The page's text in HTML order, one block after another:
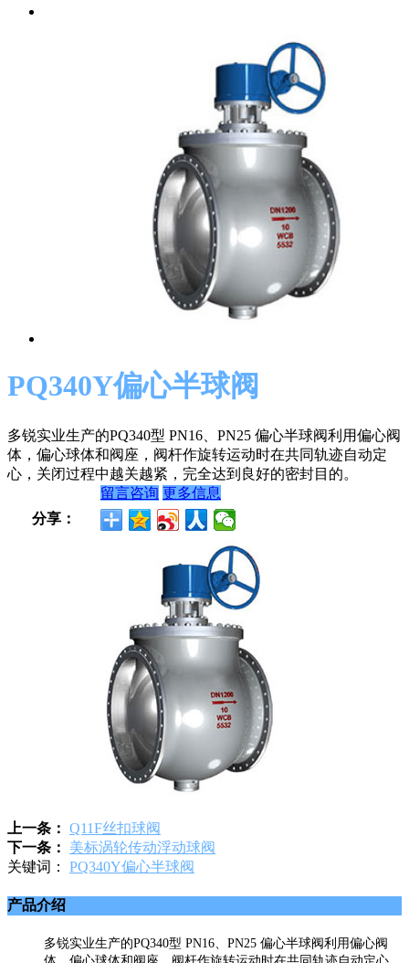
PQ340Y偏心半球阀
多锐实业生产的PQ340型 PN16、PN25 偏心半球阀利用偏心阀
体，偏心球体和阀座，阀杆作旋转运动时在共同轨迹自动定
心，关闭过程中越关越紧，完全达到良好的密封目的。
留言咨询 更多信息
分享：
上一条： Q11F丝扣球阀
下一条：
美标涡轮传动浮动球阀
关键词： PQ340Y偏心半球阀
产品介绍
多锐实业生产的PQ340型 PN16、PN25 偏心半球阀利用偏心阀